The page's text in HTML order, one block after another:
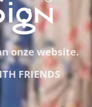
onze website.
FRIENDS